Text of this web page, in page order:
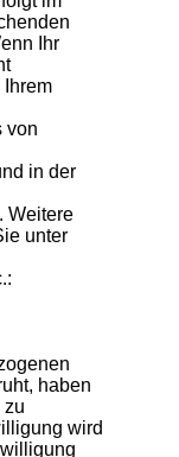
Ihr
Ihrem
von
in der
Weitere
unter
haben
zu
wird